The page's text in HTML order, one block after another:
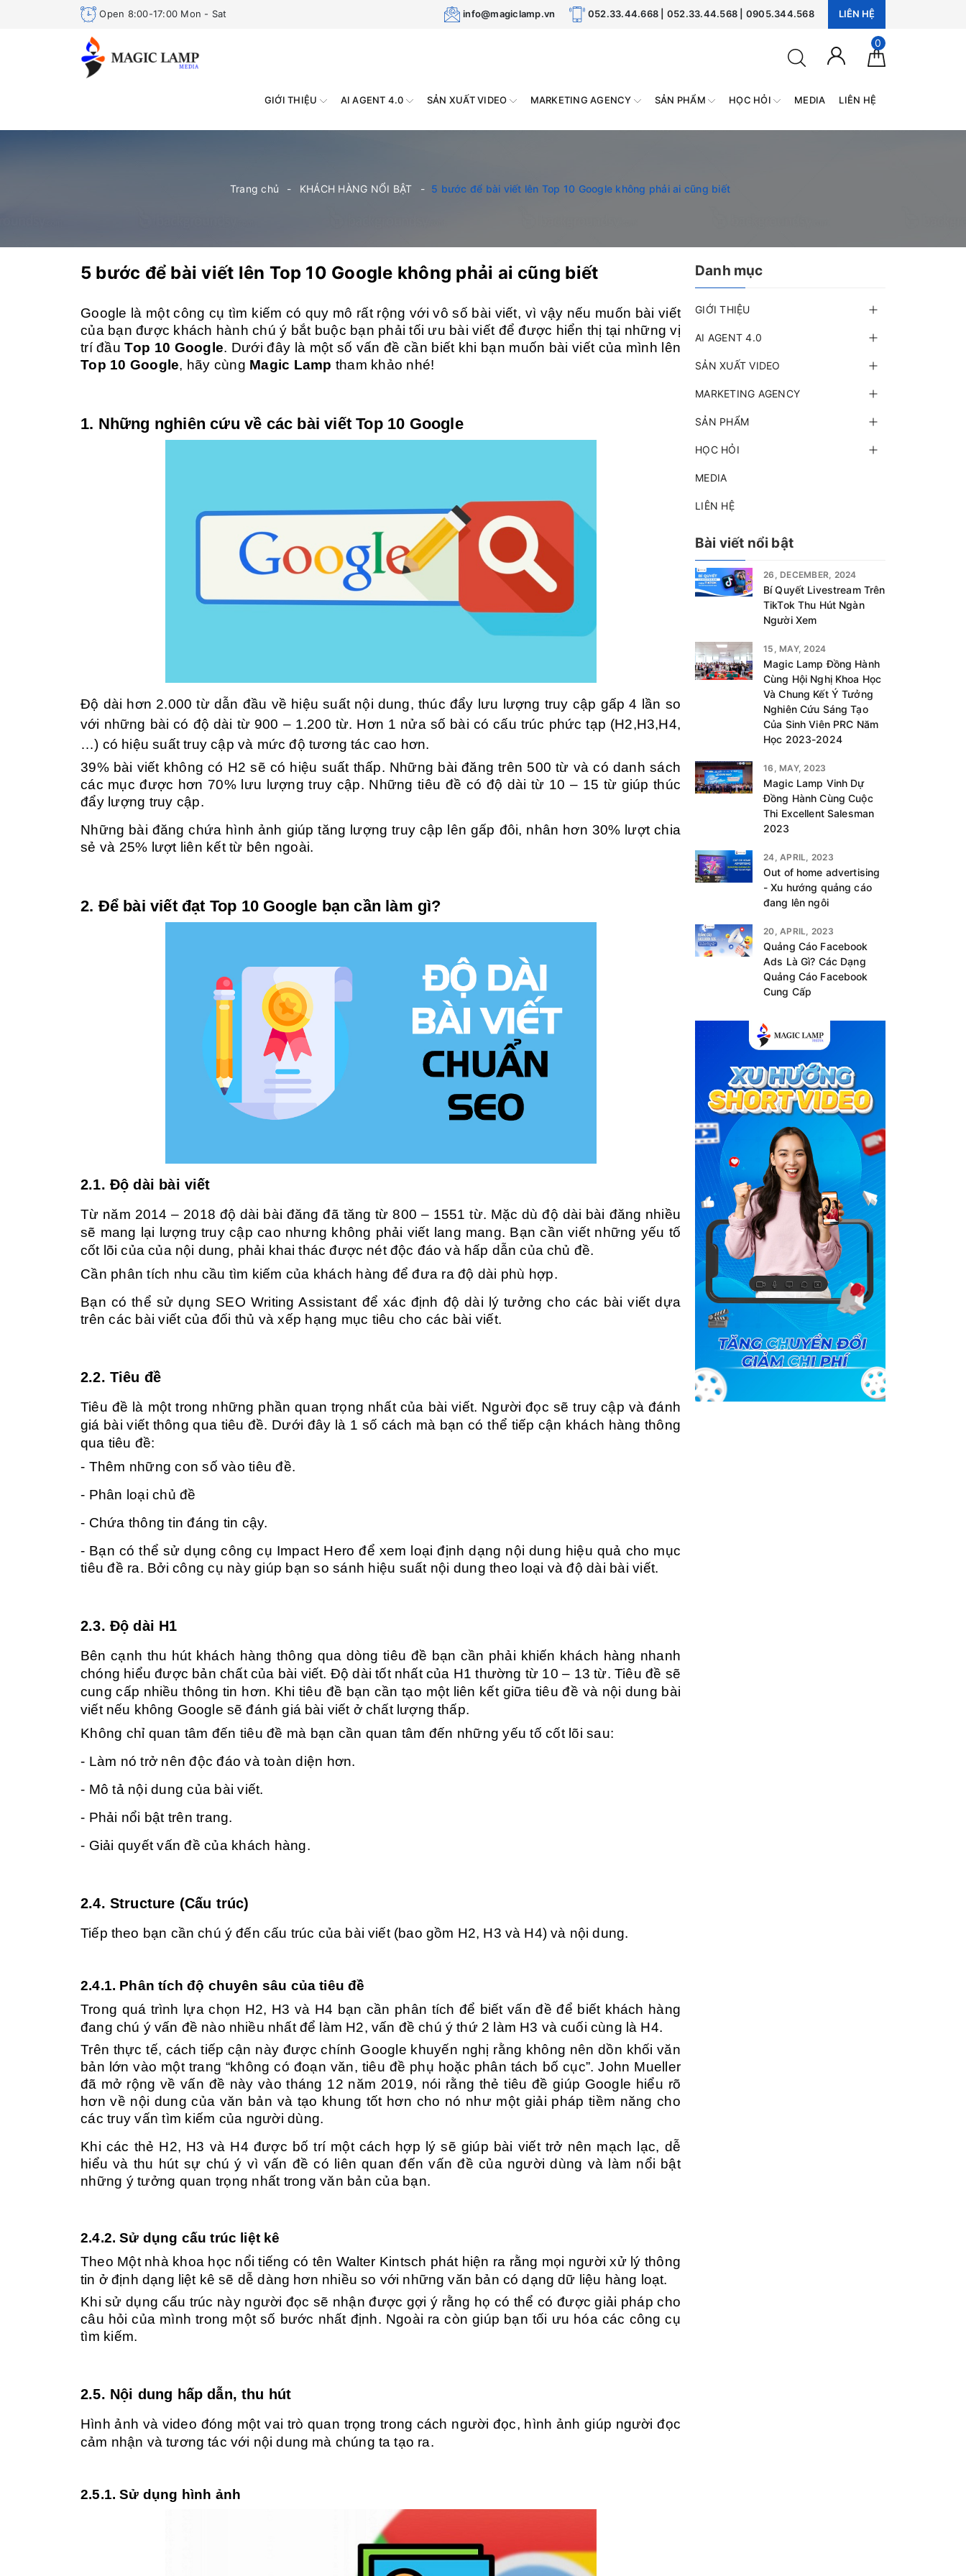
Open 8:00-17:00 Mon - Sat info@magiclamp.vn 052.33.44.668 | 052.33.44.568 | 0905.344.568 LIÊN HỆ
0
GIỚI THIỆU AI AGENT 4.0 SẢN XUẤT VIDEO MARKETING AGENCY SẢN PHẨM HỌC HỎI MEDIA LIÊN HỆ
Trang chủ KHÁCH HÀNG NỔI BẬT 5 bước để bài viết lên Top 10 Google không phải ai cũng biết
5 bước để bài viết lên Top 10 Google không phải ai cũng biết
Google là một công cụ tìm kiếm có quy mô rất rộng với vô số bài viết, vì vậy nếu muốn bài viết
của bạn được khách hành chú ý bắt buộc bạn phải tối ưu bài viết để được hiển thị tại những vị
trí đầuTop 10 Google. Dưới đây là một số vấn đề cần biết khi bạn muốn bài viết của mình lên
Top 10 Google, hãy cùng Magic Lamp tham khảo nhé!
1. Những nghiên cứu về các bài viết Top 10 Google
Độ dài hơn 2.000 từ dẫn đầu về hiệu suất nội dung, thúc đẩy lưu lượng truy cập gấp 4 lần so
với những bài có độ dài từ 900 – 1.200 từ. Hơn 1 nửa số bài có cấu trúc phức tạp (H2,H3,H4,
…) có hiệu suất truy cập và mức độ tương tác cao hơn.
39% bài viết không có H2 sẽ có hiệu suất thấp. Những bài đăng trên 500 từ và có danh sách
các mục được hơn 70% lưu lượng truy cập. Những tiêu đề có độ dài từ 10 – 15 từ giúp thúc
đẩy lượng truy cập.
Những bài đăng chứa hình ảnh giúp tăng lượng truy cập lên gấp đôi, nhân hơn 30% lượt chia
sẻ và 25% lượt liên kết từ bên ngoài.
2. Để bài viết đạt Top 10 Google bạn cần làm gì?
2.1. Độ dài bài viết
Từ năm 2014 – 2018 độ dài bài đăng đã tăng từ 800 – 1551 từ. Mặc dù độ dài bài đăng nhiều
sẽ mang lại lượng truy cập cao nhưng không phải viết lang mang. Bạn cần viết những yếu tố
cốt lõi của của nội dung, phải khai thác được nét độc đáo và hấp dẫn của chủ đề.
Cần phân tích nhu cầu tìm kiếm của khách hàng để đưa ra độ dài phù hợp.
Bạn có thể sử dụng SEO Writing Assistant để xác định độ dài lý tưởng cho các bài viết dựa
trên các bài viết của đối thủ và xếp hạng mục tiêu cho các bài viết.
2.2. Tiêu đề
Tiêu đề là một trong những phần quan trọng nhất của bài viết. Người đọc sẽ truy cập và đánh
giá bài viết thông qua tiêu đề. Dưới đây là 1 số cách mà bạn có thể tiếp cận khách hàng thông
qua tiêu đề:
- Thêm những con số vào tiêu đề.
- Phân loại chủ đề
- Chứa thông tin đáng tin cậy.
- Bạn có thể sử dụng công cụ Impact Hero để xem loại định dạng nội dung hiệu quả cho mục
tiêu đề ra. Bởi công cụ này giúp bạn so sánh hiệu suất nội dung theo loại và độ dài bài viết.
2.3. Độ dài H1
Bên cạnh thu hút khách hàng thông qua dòng tiêu đề bạn cần phải khiến khách hàng nhanh
chóng hiểu được bản chất của bài viết. Độ dài tốt nhất của H1 thường từ 10 – 13 từ. Tiêu đề sẽ
cung cấp nhiều thông tin hơn. Khi tiêu đề bạn cần tạo một liên kết giữa tiêu đề và nội dung bài
viết nếu không Google sẽ đánh giá bài viết ở chất lượng thấp.
Không chỉ quan tâm đến tiêu đề mà bạn cần quan tâm đến những yếu tố cốt lõi sau:
- Làm nó trở nên độc đáo và toàn diện hơn.
- Mô tả nội dung của bài viết.
- Phải nổi bật trên trang.
- Giải quyết vấn đề của khách hàng.
2.4. Structure (Cấu trúc)
Tiếp theo bạn cần chú ý đến cấu trúc của bài viết (bao gồm H2, H3 và H4) và nội dung.
2.4.1. Phân tích độ chuyên sâu của tiêu đề
Trong quá trình lựa chọn H2, H3 và H4 bạn cần phân tích để biết vấn đề để biết khách hàng
đang chú ý vấn đề nào nhiều nhất để làm H2, vấn đề chú ý thứ 2 làm H3 và cuối cùng là H4.
Trên thực tế, cách tiếp cận này được chính Google khuyến nghị rằng không nên dồn khối văn
bản lớn vào một trang “không có đoạn văn, tiêu đề phụ hoặc phân tách bố cục”. John Mueller
đã mở rộng về vấn đề này vào tháng 12 năm 2019, nói rằng thẻ tiêu đề giúp Google hiểu rõ
hơn về nội dung của văn bản và tạo khung tốt hơn cho nó như một giải pháp tiềm năng cho
các truy vấn tìm kiếm của người dùng.
Khi các thẻ H2, H3 và H4 được bố trí một cách hợp lý sẽ giúp bài viết trở nên mạch lạc, dễ
hiểu và thu hút sự chú ý vì vấn đề có liên quan đến vấn đề của người dùng và làm nổi bật
những ý tưởng quan trọng nhất trong văn bản của bạn.
2.4.2. Sử dụng cấu trúc liệt kê
Theo Một nhà khoa học nổi tiếng có tên Walter Kintsch phát hiện ra rằng mọi người xử lý thông
tin ở định dạng liệt kê sẽ dễ dàng hơn nhiều so với những văn bản có dạng dữ liệu hàng loạt.
Khi sử dụng cấu trúc này người đọc sẽ nhận được gợi ý rằng họ có thể có được giải pháp cho
câu hỏi của mình trong một số bước nhất định. Ngoài ra còn giúp bạn tối ưu hóa các công cụ
tìm kiếm.
2.5. Nội dung hấp dẫn, thu hút
Hình ảnh và video đóng một vai trò quan trọng trong cách người đọc, hình ảnh giúp người đọc
cảm nhận và tương tác với nội dung mà chúng ta tạo ra.
2.5.1. Sử dụng hình ảnh
Danh mục
GIỚI THIỆU
AI AGENT 4.0
SẢN XUẤT VIDEO
MARKETING AGENCY
SẢN PHẨM
HỌC HỎI
MEDIA
LIÊN HỆ
Bài viết nổi bật
26, DECEMBER, 2024
Bí Quyết Livestream Trên
TikTok Thu Hút Ngàn
Người Xem
15, MAY, 2024
Magic Lamp Đồng Hành
Cùng Hội Nghị Khoa Học
Và Chung Kết Ý Tưởng
Nghiên Cứu Sáng Tạo
Của Sinh Viên PRC Năm
Học 2023-2024
16, MAY, 2023
Magic Lamp Vinh Dự
Đồng Hành Cùng Cuộc
Thi Excellent Salesman
2023
24, APRIL, 2023
Out of home advertising
- Xu hướng quảng cáo
đang lên ngôi
20, APRIL, 2023
Quảng Cáo Facebook
Ads Là Gì? Các Dạng
Quảng Cáo Facebook
Cung Cấp